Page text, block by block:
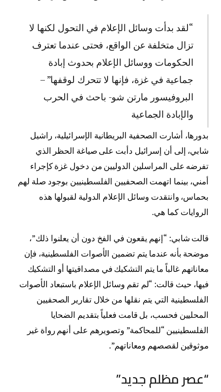
“لقد بدأت وسائل الإعلام في التحول لكنها لا
تزال متخلفة عن الواقع، فحتى عندما تعترف
الحكومات ووسائل الإعلام بحدوث إبادة
جماعية في غزة، فإنها لا تتحرك لوقفها” –
البروفيسور مارتن شو- باحث في الحرب
والإبادة الجماعية
بدورها، أشارت الصحفية البريطانية الإسرائيلية، راشيل
شابي، إلى أن إسرائيل دأبت على صياغة الحظر الذي
تفرضه على المراسلين الدوليين من دخول غزة كإجراء
أمني، بينما اتهمت الصحفيين الفلسطينيين بوجود صلة لهم
بحماس، وانتقدت وسائل الإعلام الدولية لقبولها هذه
الروايات كما هي.
قالت شابي: “إنهم يقعون في الفخ دون أن يعلنوا ذلك”،
موضحة بأنه عندما يتم تضمين الأصوات الفلسطينية، فإن
معاناتهم غالباً ما يتم التشكيك في مصداقيتها أو التشكيك
فيها، حيث قالت: “لم تقم وسائل الإعلام باستبعاد الأصوات
الفلسطينية التي يتم نقلها من خلال تقارير الصحفيين
المحليين فحسب، بل قامت فعلياً بتقديم الضحايا
الفلسطينيين “للمحاكمة” وتصويرهم على أنهم رواة غير
موثوقين لقصصهم ومعاناتهم”.
“عصر مظلم جديد”